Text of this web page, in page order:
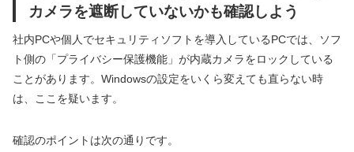
カメラを遮断していないかも確認しよう
社内PCや個人でセキュリティソフトを導入しているPCでは、ソフ
ト側の「プライバシー保護機能」が内蔵カメラをロックしている
ことがあります。Windowsの設定をいくら変えても直らない時
は、ここを疑います。
確認のポイントは次の通りです。